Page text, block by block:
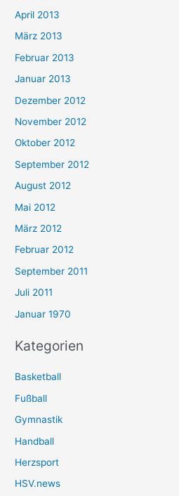
April 2013
März 2013
Februar 2013
Januar 2013
Dezember 2012
November 2012
Oktober 2012
September 2012
August 2012
Mai 2012
März 2012
Februar 2012
September 2011
Juli 2011
Januar 1970
Kategorien
Basketball
Fußball
Gymnastik
Handball
Herzsport
HSV.news